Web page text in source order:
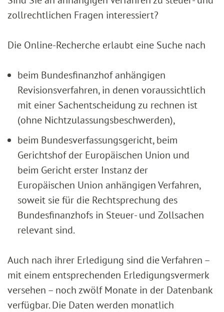
zollrechtlichen Fragen interessiert?
Die Online-Recherche erlaubt eine Suche nach
beim Bundesfinanzhof anhängigen
Revisionsverfahren, in denen voraussichtlich
mit einer Sachentscheidung zu rechnen ist
(ohne Nichtzulassungsbeschwerden),
beim Bundesverfassungsgericht, beim
Gerichtshof der Europäischen Union und
beim Gericht erster Instanz der
Europäischen Union anhängigen Verfahren,
soweit sie für die Rechtsprechung des
Bundesfinanzhofs in Steuer- und Zollsachen
relevant sind.
Auch nach ihrer Erledigung sind die Verfahren –
mit einem entsprechenden Erledigungsvermerk
versehen – noch zwölf Monate in der Datenbank
verfügbar. Die Daten werden monatlich